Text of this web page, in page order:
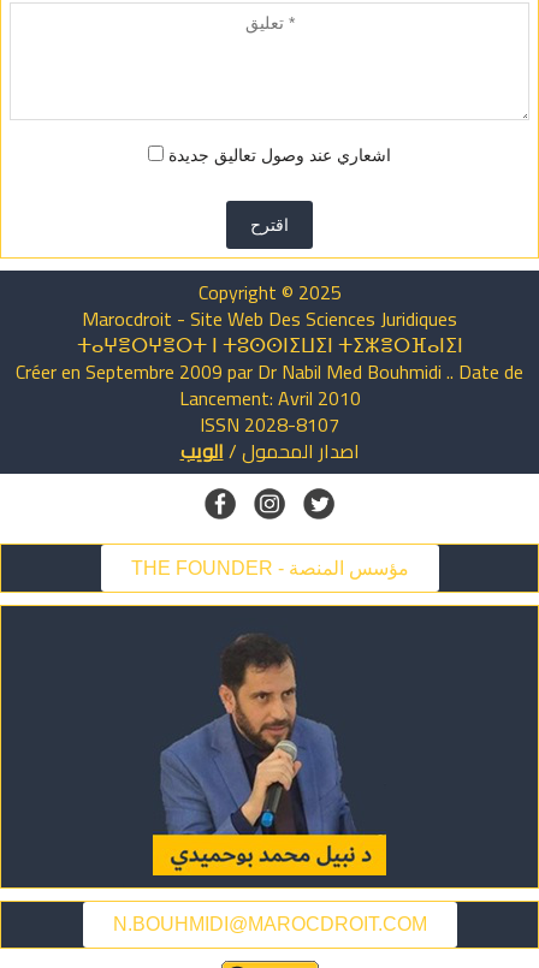
اشعاري عند وصول تعاليق جديدة
اقترح
Copyright © 2025
Marocdroit - Site Web Des Sciences Juridiques
ⵜⴰⵖⴻⵔⵖⴻⵔⵜ ⵏ ⵜⵓⵙⵙⵏⵉⵡⵉⵏ ⵜⵉⵣⴻⵔⴼⴰⵏⵉⵏ
Créer en Septembre 2009 par Dr Nabil Med Bouhmidi .. Date de
Lancement: Avril 2010
ISSN 2028-8107
اصدار المحمول/الويب
THE FOUNDER - مؤسس المنصة
N.BOUHMIDI@MAROCDROIT.COM